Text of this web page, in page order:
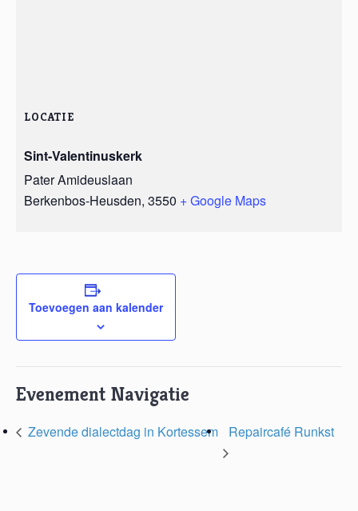
LOCATIE
Sint-Valentinuskerk
Pater Amideuslaan
Berkenbos-Heusden, 3550 + Google Maps
Toevoegen aan kalender
Evenement Navigatie
Zevende dialectdag in Kortessem Repaircafé Runkst